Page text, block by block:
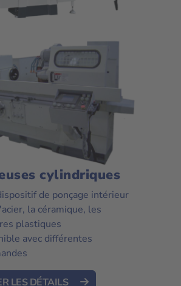
cylindriques
de ponçage intérieur
la céramique, les
plastiques
avec différentes
LES DÉTAILS